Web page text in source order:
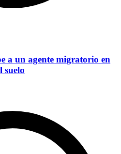
a un agente migratorio en
suelo